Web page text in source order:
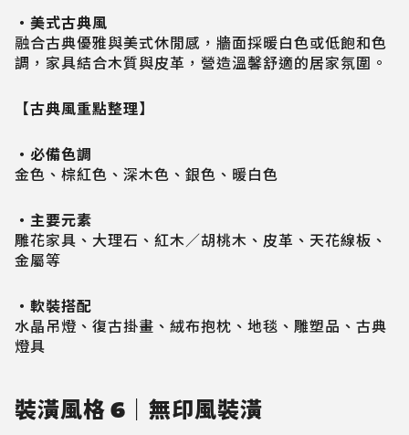
・美式古典風
融合古典優雅與美式休閒感，牆面採暖白色或低飽和色
調，家具結合木質與皮革，營造溫馨舒適的居家氛圍。
【古典風重點整理】
・必備色調
金色、棕紅色、深木色、銀色、暖白色
・主要元素
雕花家具、大理石、紅木／胡桃木、皮革、天花線板、
金屬等
・軟裝搭配
水晶吊燈、復古掛畫、絨布抱枕、地毯、雕塑品、古典
燈具
裝潢風格 6｜無印風裝潢